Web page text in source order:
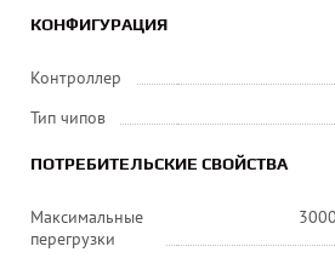
КОНФИГУРАЦИЯ
Контроллер
Тип чипов
ПОТРЕБИТЕЛЬСКИЕ СВОЙСТВА
Максимальные
перегрузки